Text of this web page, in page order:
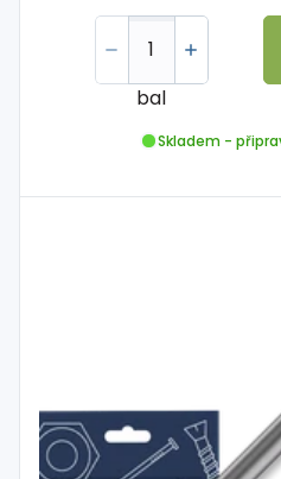
bal
Skladem -